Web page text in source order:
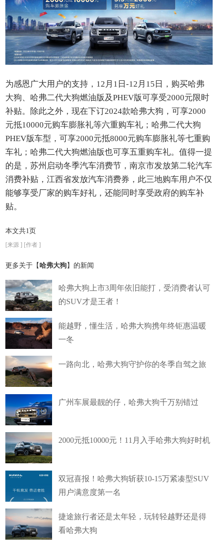
为感恩广大用户的支持，12月1日-12月15日，购买哈弗
大狗、哈弗二代大狗燃油版及PHEV版可享受2000元限时
补贴。除此之外，现在下订2024款哈弗大狗，可享2000
元抵10000元购车膨胀礼等六重购车礼；哈弗二代大狗
PHEV版车型，可享2000元抵8000元购车膨胀礼等七重购
车礼；哈弗二代大狗燃油版也可享五重购车礼。值得一提
的是，苏州启动冬季汽车消费节，南京市发放第二轮汽车
消费补贴，江西省发放汽车消费券，此三地购车用户不仅
能够享受厂家的购车好礼，还能同时享受政府的购车补
贴。
本文共1页
[来源 ] [作者 ]
更多关于【 哈弗大狗】的新闻
哈弗大狗上市3周年依旧能打，受消费者认可
的SUV才是王者！
能越野，懂生活，哈弗大狗携年终钜惠温暖
一冬
一路向北，哈弗大狗守护你的冬季自驾之旅
广州车展最靓的仔，哈弗大狗千万别错过
2000元抵10000元！11月入手哈弗大狗好时机
双冠喜报！哈弗大狗斩获10-15万紧凑型SUV
用户满意度第一名
捷途旅行者还是太年轻，玩转轻越野还是得
看哈弗大狗